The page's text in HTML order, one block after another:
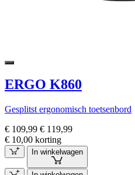
ERGO K860
Gesplitst ergonomisch toetsenbord
€ 109,99 € 119,99
€ 10,00 korting
In winkelwagen